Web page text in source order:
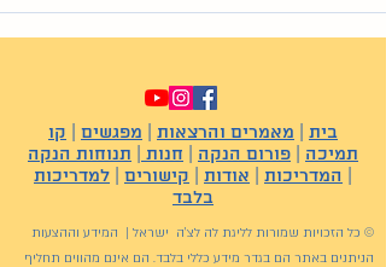
בית מאמרים והרצאות מפגשים
קו
תמיכה
פורום הנקה חנות
תנוחות הנקה
המדריכות אודות קישורים
למדריכות
בלבד
© כל הזכויות שמורות לליגת לה לצ'ה ישראל | המידע וההצעות
הניתנים באתר הם בגדר מידע כללי בלבד. הם אינם מהווים תחליף